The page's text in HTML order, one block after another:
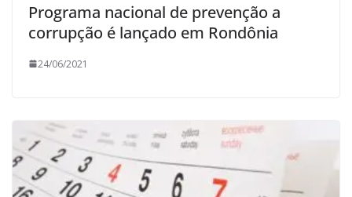
Programa nacional de prevenção a
corrupção é lançado em Rondônia
24/06/2021